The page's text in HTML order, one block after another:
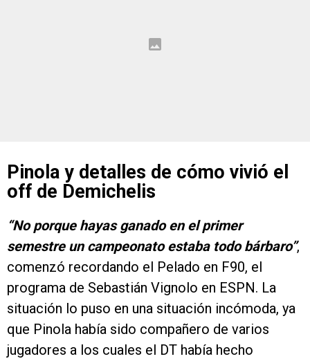
Pinola y detalles de cómo vivió el
off de Demichelis
“No porque hayas ganado en el primer
semestre un campeonato estaba todo bárbaro”,
comenzó recordando el Pelado en F90, el
programa de Sebastián Vignolo en ESPN. La
situación lo puso en una situación incómoda, ya
que Pinola había sido compañero de varios
jugadores a los cuales el DT había hecho